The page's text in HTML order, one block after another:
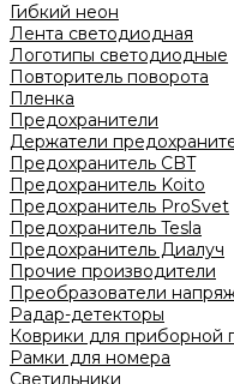
Гибкий неон
Лента светодиодная
Логотипы светодиодные
Повторитель поворота
Пленка
Предохранители
Держатели
Предохранитель CBT
Предохранитель Koito
Предохранитель ProSvet
Предохранитель Tesla
Предохранитель Диалуч
Прочие производители
Преобразователи
Радар-детекторы
Коврики для приборной
Рамки для номера
Светильники